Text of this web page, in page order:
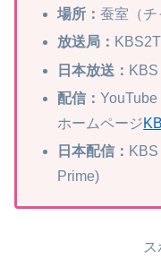
場所：蚕室（
放送局：
日本放送：
配信：YouTube
ホームページ
日本配信：
Prime)